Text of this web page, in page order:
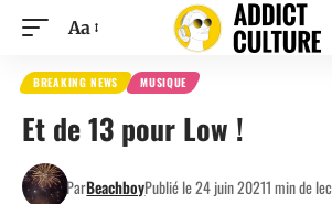
Aa
BREAKING NEWS MUSIQUE
Et de 13 pour Low !
ParBeachboyPublié le 24 juin 20211 min de